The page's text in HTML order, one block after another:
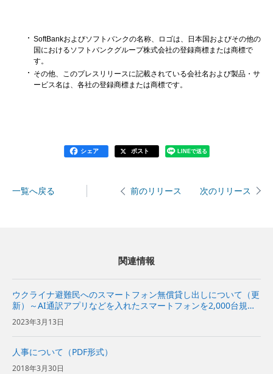
SoftBankおよびソフトバンクの名称、ロゴは、日本国およびその他の
国におけるソフトバンクグループ株式会社の登録商標または商標で
す。
その他、このプレスリリースに記載されている会社名および製品・サ
ービス名は、各社の登録商標または商標です。
シェア ポスト LINEで送る
一覧へ戻る 前のリリース 次のリリース
関連情報
ウクライナ避難民へのスマートフォン無償貸し出しについて（更
新）～AI通訳アプリなどを入れたスマートフォンを2,000台規模
提供～
2023年3月13日
人事について（PDF形式）
2018年3月30日